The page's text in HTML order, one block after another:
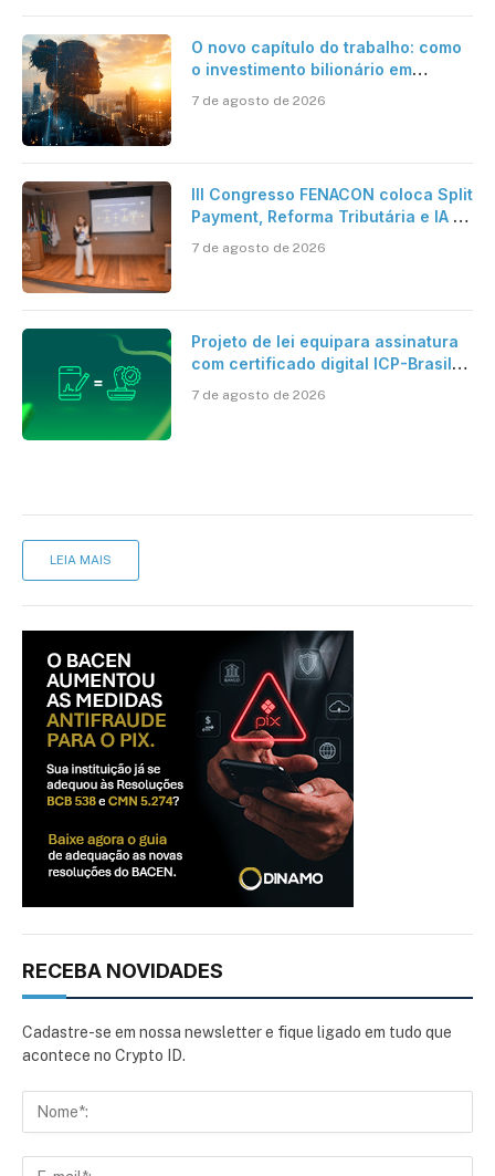
O novo capítulo do trabalho: como
o investimento bilionário em
verdadeira era da inteligência
7 de agosto de 2026
III Congresso FENACON coloca Split
Payment, Reforma Tributária e IA no
7 de agosto de 2026
Projeto de lei equipara assinatura
com certificado digital ICP-Brasil
cartório
7 de agosto de 2026
LEIA MAIS
RECEBA NOVIDADES
Cadastre-se em nossa newsletter e fique ligado em tudo que
acontece no Crypto ID.